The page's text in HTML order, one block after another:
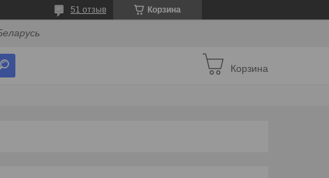
Корзина
51 отзыв
Корзина